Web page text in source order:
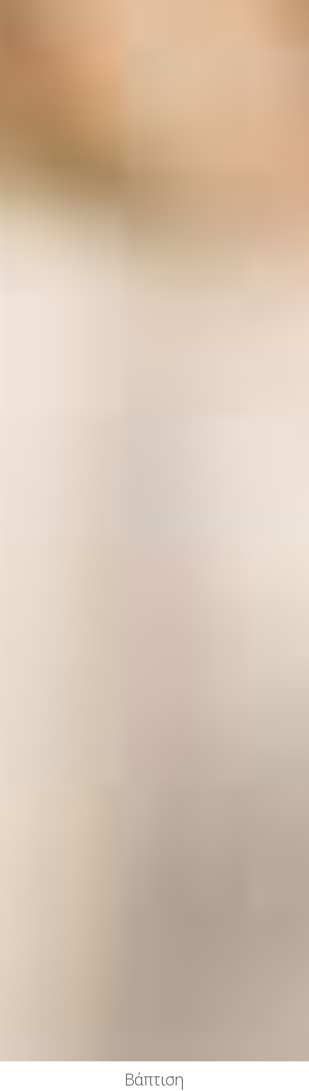
Βάπτιση